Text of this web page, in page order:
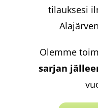
tilauksesi
Olemme
sarjan